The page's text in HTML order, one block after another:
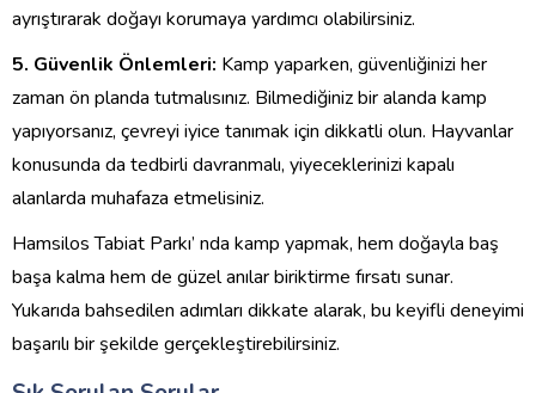
ayrıştırarak doğayı korumaya yardımcı olabilirsiniz.
5. Güvenlik Önlemleri: Kamp yaparken, güvenliğinizi her
zaman ön planda tutmalısınız. Bilmediğiniz bir alanda kamp
yapıyorsanız, çevreyi iyice tanımak için dikkatli olun. Hayvanlar
konusunda da tedbirli davranmalı, yiyeceklerinizi kapalı
alanlarda muhafaza etmelisiniz.
Hamsilos Tabiat Parkı’ nda kamp yapmak, hem doğayla baş
başa kalma hem de güzel anılar biriktirme fırsatı sunar.
Yukarıda bahsedilen adımları dikkate alarak, bu keyifli deneyimi
başarılı bir şekilde gerçekleştirebilirsiniz.